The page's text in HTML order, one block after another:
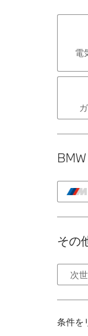
電
その
次
条件を